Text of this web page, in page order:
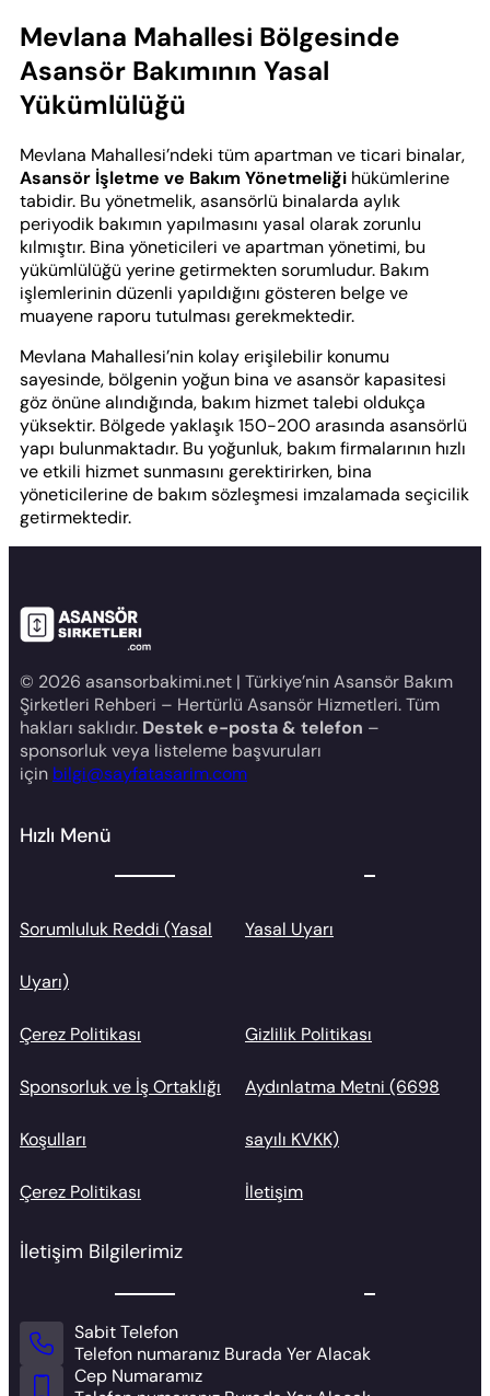
Mevlana Mahallesi Bölgesinde
Asansör Bakımının Yasal
Yükümlülüğü
Mevlana Mahallesi’ndeki tüm apartman ve ticari binalar,
Asansör İşletme ve Bakım Yönetmeliği hükümlerine
tabidir. Bu yönetmelik, asansörlü binalarda aylık
periyodik bakımın yapılmasını yasal olarak zorunlu
kılmıştır. Bina yöneticileri ve apartman yönetimi, bu
yükümlülüğü yerine getirmekten sorumludur. Bakım
işlemlerinin düzenli yapıldığını gösteren belge ve
muayene raporu tutulması gerekmektedir.
Mevlana Mahallesi’nin kolay erişilebilir konumu
sayesinde, bölgenin yoğun bina ve asansör kapasitesi
göz önüne alındığında, bakım hizmet talebi oldukça
yüksektir. Bölgede yaklaşık 150-200 arasında asansörlü
yapı bulunmaktadır. Bu yoğunluk, bakım firmalarının hızlı
ve etkili hizmet sunmasını gerektirirken, bina
yöneticilerine de bakım sözleşmesi imzalamada seçicilik
getirmektedir.
© 2026 asansorbakimi.net | Türkiye’nin Asansör Bakım
Şirketleri Rehberi – Hertürlü Asansör Hizmetleri. Tüm
hakları saklıdır. Destek e-posta & telefon –
sponsorluk veya listeleme başvuruları
için bilgi@sayfatasarim.com
Hızlı Menü
Sorumluluk Reddi (Yasal
Uyarı)
Yasal Uyarı
Çerez Politikası Gizlilik Politikası
Sponsorluk ve İş Ortaklığı
Koşulları
Aydınlatma Metni (6698
sayılı KVKK)
Çerez Politikası İletişim
İletişim Bilgilerimiz
Sabit Telefon
Telefon numaranız Burada Yer Alacak
Cep Numaramız